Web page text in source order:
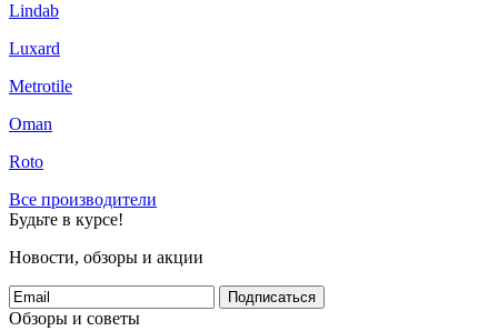
Lindab
Luxard
Metrotile
Oman
Roto
Все производители
Будьте в курсе!
Новости, обзоры и акции
Подписаться
Обзоры и советы